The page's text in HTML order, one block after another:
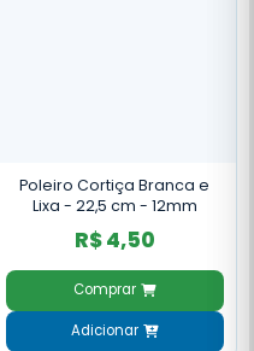
Poleiro Cortiça Branca e
Lixa - 22,5 cm - 12mm
R$ 4,50
Comprar
Adicionar